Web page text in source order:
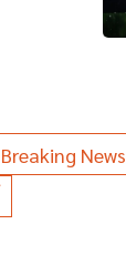
Breaking News